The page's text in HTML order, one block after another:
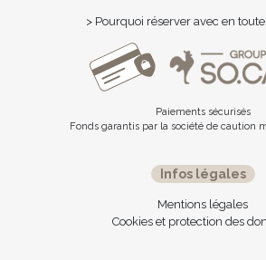
> Pourquoi réserver avec en
Paiements sécurisés
Fonds garantis par la société de caution
Infos légales
Mentions légales
Cookies et protection des